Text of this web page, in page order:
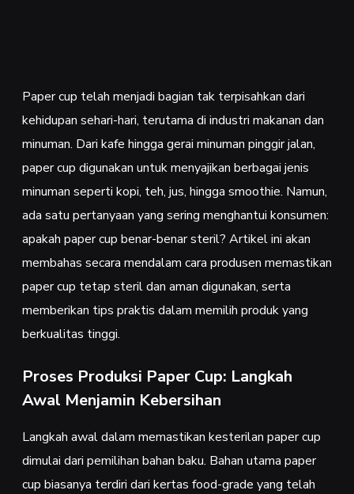
Paper cup telah menjadi bagian tak terpisahkan dari
kehidupan sehari-hari, terutama di industri makanan dan
minuman. Dari kafe hingga gerai minuman pinggir jalan,
paper cup digunakan untuk menyajikan berbagai jenis
minuman seperti kopi, teh, jus, hingga smoothie. Namun,
ada satu pertanyaan yang sering menghantui konsumen:
apakah paper cup benar-benar steril? Artikel ini akan
membahas secara mendalam cara produsen memastikan
paper cup tetap steril dan aman digunakan, serta
memberikan tips praktis dalam memilih produk yang
berkualitas tinggi.
Proses Produksi Paper Cup: Langkah
Awal Menjamin Kebersihan
Langkah awal dalam memastikan kesterilan paper cup
dimulai dari pemilihan bahan baku. Bahan utama paper
cup biasanya terdiri dari kertas food-grade yang telah